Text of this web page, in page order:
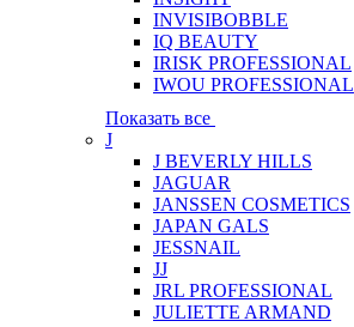
INVISIBOBBLE
IQ BEAUTY
IRISK PROFESSIONAL
IWOU PROFESSIONAL
Показать все
J
J BEVERLY HILLS
JAGUAR
JANSSEN COSMETICS
JAPAN GALS
JESSNAIL
JJ
JRL PROFESSIONAL
JULIETTE ARMAND